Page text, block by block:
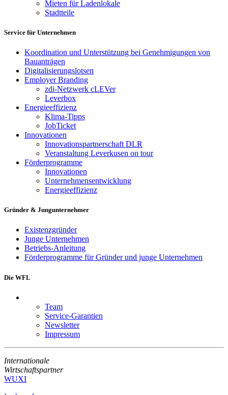
Mieten für Ladenlokale
Stadtteile
Service für Unternehmen
Koordination und Unterstützung bei Genehmigungen von
Bauanträgen
Digitalisierungslotsen
Employer Branding
zdi-Netzwerk cLEVer
Leverbox
Energieeffizienz
Klima-Tipps
JobTicket
Innovationen
Innovationspartnerschaft DLR
Veranstaltung Leverkusen on tour
Förderprogramme
Innovationen
Unternehmensentwicklung
Energieeffizienz
Gründer & Jungunternehmer
Existenzgründer
Junge Unternehmen
Betriebs-Anleitung
Förderprogramme für Gründer und junge Unternehmen
Die WFL
Team
Service-Garantien
Newsletter
Impressum
Internationale
Wirtschaftspartner
WUXI